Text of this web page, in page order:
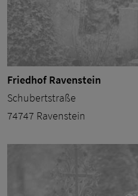
Friedhof Ravenstein
Schubertstraße
74747 Ravenstein